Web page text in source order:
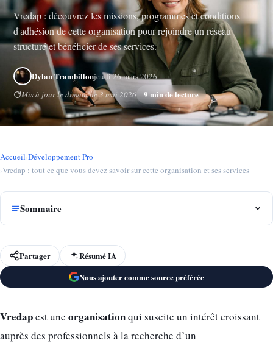
Vredap : découvrez les missions, programmes et conditions
d'adhésion de cette organisation pour rejoindre un réseau
structuré et bénéficier de ses services.
Dylan Trambillonjeudi 26 mars 2026
Mis à jour le dimanche 3 mai 2026
9 min de lecture
Accueil›Développement Pro
›Vredap : tout ce que vous devez savoir sur cette organisation et ses services
Sommaire
Partager
Résumé IA
Nous ajouter comme source préférée
Vredapest une organisationqui suscite un intérêt croissant
auprès des professionnels à la recherche d’un